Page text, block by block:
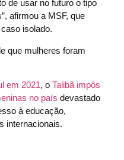
de usar no futuro o tipo
afirmou a MSF, que
isolado.
que mulheres foram
em 2021, o Talibã impôs
no país devastado
à educação,
internacionais.